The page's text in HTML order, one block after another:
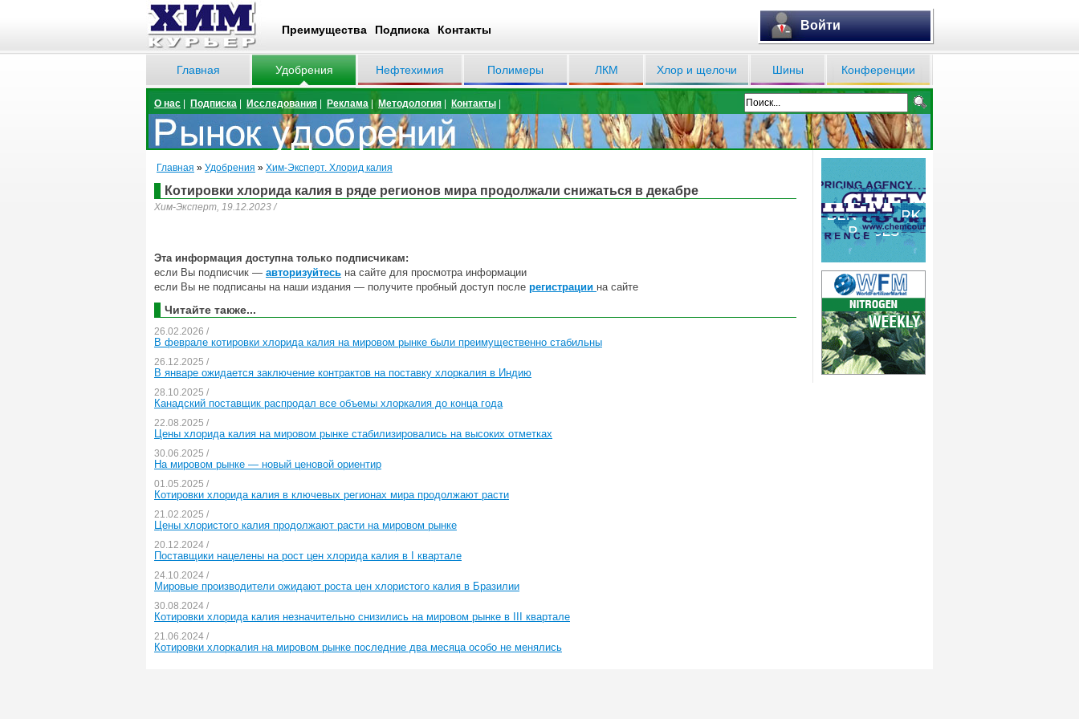
Войти
Преимущества Подписка Контакты
Главная Удобрения Нефтехимия Полимеры ЛКМ Хлор и щелочи Шины Конференции
О нас Подписка Исследования Реклама Методология Контакты
Главная » Удобрения » Хим-Эксперт. Хлорид калия
Котировки хлорида калия в ряде регионов мира продолжали снижаться в декабре
Хим-Эксперт, 19.12.2023 /
Эта информация доступна только подписчикам:
если Вы подписчик — авторизуйтесь на сайте для просмотра информации
если Вы не подписаны на наши издания — получите пробный доступ после регистрации на сайте
Читайте также...
26.02.2026 /
В феврале котировки хлорида калия на мировом рынке были преимущественно стабильны
26.12.2025 /
В январе ожидается заключение контрактов на поставку хлоркалия в Индию
28.10.2025 /
Канадский поставщик распродал все объемы хлоркалия до конца года
22.08.2025 /
Цены хлорида калия на мировом рынке стабилизировались на высоких отметках
30.06.2025 /
На мировом рынке — новый ценовой ориентир
01.05.2025 /
Котировки хлорида калия в ключевых регионах мира продолжают расти
21.02.2025 /
Цены хлористого калия продолжают расти на мировом рынке
20.12.2024 /
Поставщики нацелены на рост цен хлорида калия в I квартале
24.10.2024 /
Мировые производители ожидают роста цен хлористого калия в Бразилии
30.08.2024 /
Котировки хлорида калия незначительно снизились на мировом рынке в III квартале
21.06.2024 /
Котировки хлоркалия на мировом рынке последние два месяца особо не менялись